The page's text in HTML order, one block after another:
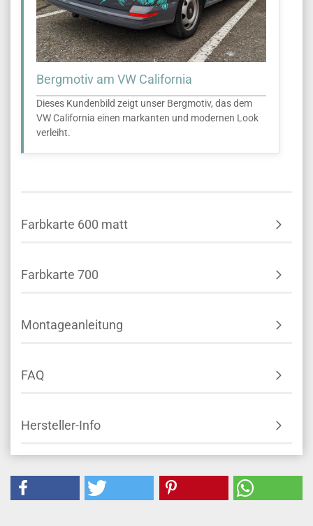
Bergmotiv am VW California
Dieses Kundenbild zeigt unser Bergmotiv, das dem
VW California einen markanten und modernen Look
verleiht.
Farbkarte 600 matt
Farbkarte 700
Montageanleitung
FAQ
Hersteller-Info